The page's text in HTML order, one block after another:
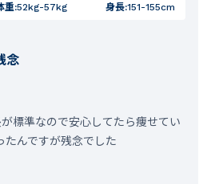
重:52kg-57kg 身長:151-155cm
念
標準なので安心してたら痩せてい
たんですが残念でした